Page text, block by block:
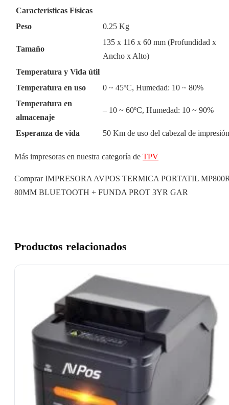
Características Físicas
Peso
0.25 Kg
Tamaño
135 x 116 x 60 mm (Profundidad x
Ancho x Alto)
Temperatura y Vida útil
Temperatura en uso
0 ~ 45ºC, Humedad: 10 ~ 80%
Temperatura en
almacenaje
– 10 ~ 60ºC, Humedad: 10 ~ 90%
Esperanza de vida 50 Km de uso del cabezal de impresión
Más impresoras en nuestra categoría de TPV
Comprar IMPRESORA AVPOS TERMICA PORTATIL
80MM BLUETOOTH + FUNDA PROT 3YR GAR
Productos relacionados